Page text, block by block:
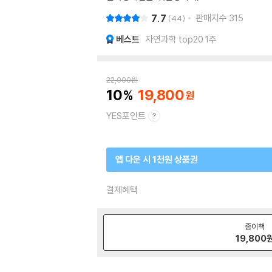
7.7 44 판매지수 315
베스트 자연과학 top20 1주
22,000원
10 19,800
YES포인트
앱 다운 시 1천원 상품권
결제혜택
종이책
19,800